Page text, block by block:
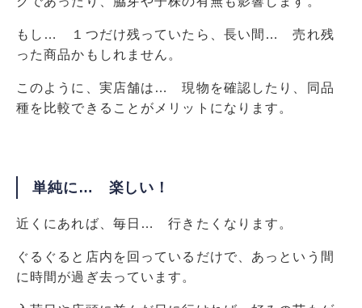
もし… １つだけ残っていたら、長い間… 売れ残
った商品かもしれません。
このように、実店舗は… 現物を確認したり、同品
種を比較できることがメリットになります。
単純に… 楽しい！
近くにあれば、毎日… 行きたくなります。
ぐるぐると店内を回っているだけで、あっという間
に時間が過ぎ去っています。